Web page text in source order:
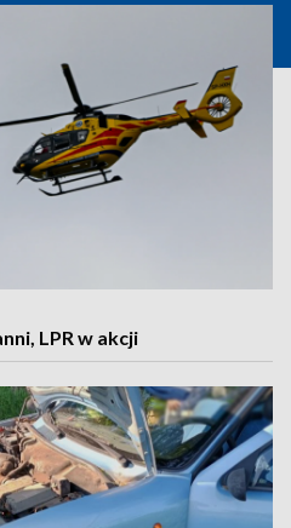
LPR w akcji